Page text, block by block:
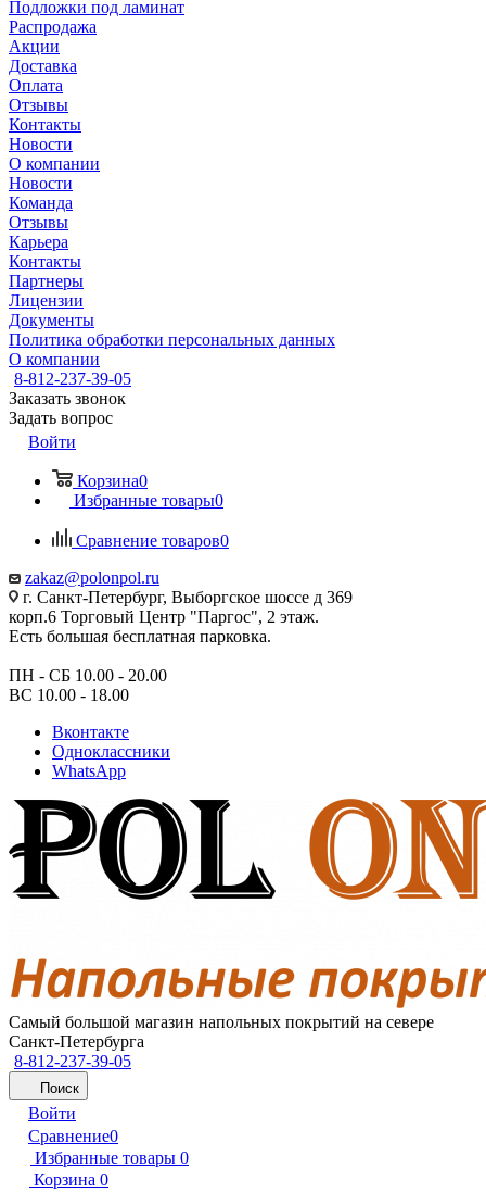
Подложки под ламинат
Распродажа
Акции
Доставка
Оплата
Отзывы
Контакты
Новости
О компании
Новости
Команда
Отзывы
Карьера
Контакты
Партнеры
Лицензии
Документы
Политика обработки персональных данных
О компании
8-812-237-39-05
Заказать звонок
Задать вопрос
Войти
Корзина0
Избранные товары0
Сравнение товаров0
zakaz@polonpol.ru
г. Санкт-Петербург, Выборгское шоссе д 369
корп.6 Торговый Центр "Паргос", 2 этаж.
Есть большая бесплатная парковка.
ПН - СБ 10.00 - 20.00
ВС 10.00 - 18.00
Вконтакте
Одноклассники
WhatsApp
Самый большой магазин напольных покрытий на севере
Санкт-Петербурга
8-812-237-39-05
Поиск
Войти
Сравнение0
Избранные товары 0
Корзина 0